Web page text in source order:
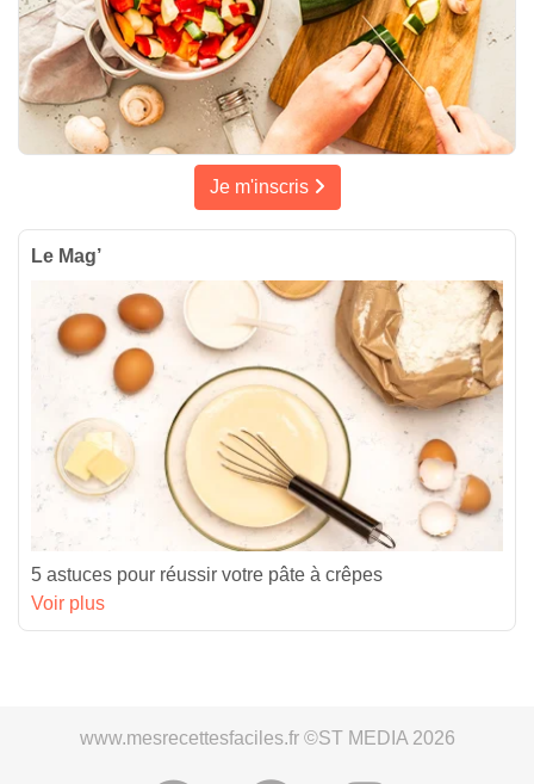
Je m'inscris
Le Mag’
5 astuces pour réussir votre pâte à crêpes
Voir plus
www.mesrecettesfaciles.fr ©ST MEDIA 2026